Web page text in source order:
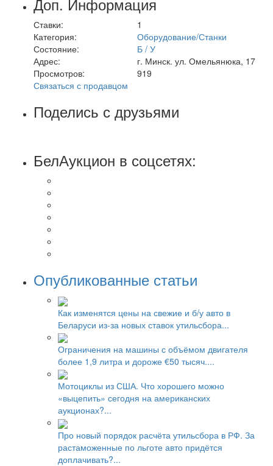
Ставки:
1
Категория:
Оборудование/Станки
Состояние:
Б / У
Адрес:
г. Минск. ул. Омельянюка, 17
Просмотров:
919
Связаться с продавцом
Поделись с друзьями
БелАукцион в соцсетях:
Опубликованные статьи
Как изменятся цены на свежие и б/у авто в
Беларуси из-за новых ставок утильсбора...
Ограничения на машины с объёмом двигателя
более 1,9 литра и дороже €50 тысяч....
Мотоциклы из США. Что хорошего можно
«выцепить» сегодня на американских
аукционах?...
Про новый порядок расчёта утильсбора в РФ. За
растаможенные по льготе авто придётся
доплачивать?...